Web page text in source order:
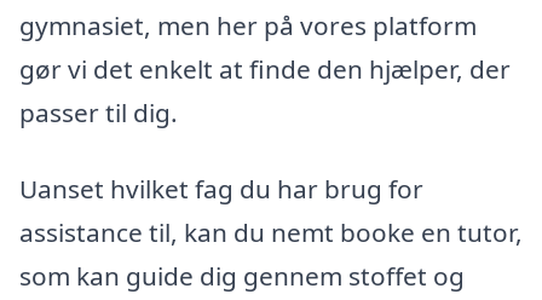
gymnasiet, men her på vores platform
gør vi det enkelt at finde den hjælper, der
passer til dig.
Uanset hvilket fag du har brug for
assistance til, kan du nemt booke en tutor,
som kan guide dig gennem stoffet og